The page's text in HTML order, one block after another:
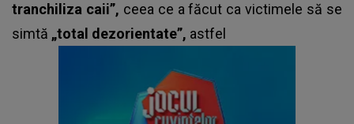
tranchiliza caii”, ceea ce a făcut ca victimele să se
simtă „total dezorientate”, astfel